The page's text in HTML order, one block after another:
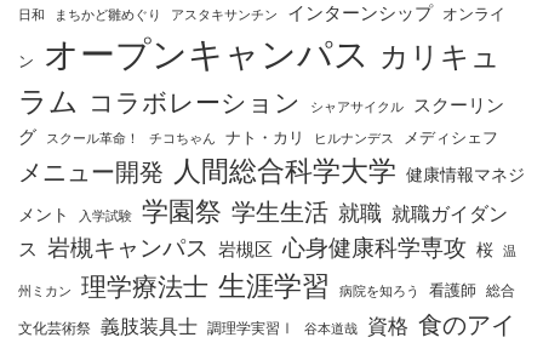
日和
まちかど雛めぐり アスタキサンチン インターンシップ オンライ
ン オープンキャンパス カリキュ
ラム コラボレーション シャアサイクル
スクーリン
グ
スクール革命！ チコちゃん ナト・カリ ヒルナンデス メディシェフ
メニュー開発 人間総合科学大学 健康情報マネジ
メント
入学試験 学園祭 学生生活 就職 就職ガイダン
ス 岩槻キャンパス 岩槻区 心身健康科学専攻 桜 温
州ミカン 理学療法士 生涯学習 病院を知ろう 看護師 総合
文化芸術祭 義肢装具士 調理学実習Ⅰ 谷本道哉 資格 食のアイ